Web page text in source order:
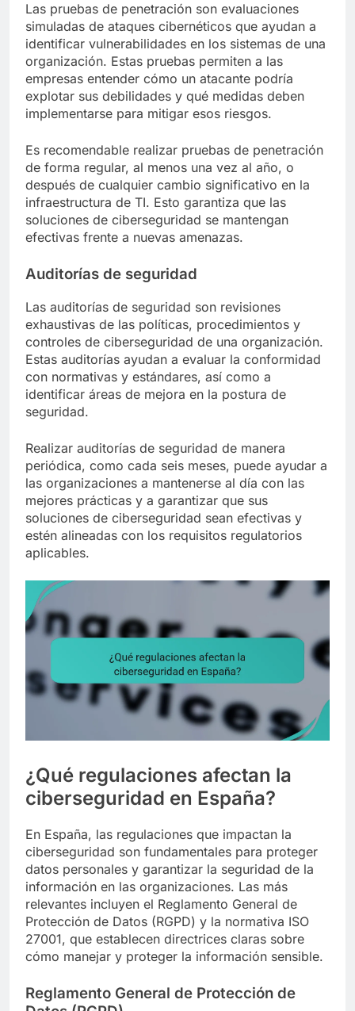
Las pruebas de penetración son evaluaciones
simuladas de ataques cibernéticos que ayudan a
identificar vulnerabilidades en los sistemas de una
organización. Estas pruebas permiten a las
empresas entender cómo un atacante podría
explotar sus debilidades y qué medidas deben
implementarse para mitigar esos riesgos.
Es recomendable realizar pruebas de penetración
de forma regular, al menos una vez al año, o
después de cualquier cambio significativo en la
infraestructura de TI. Esto garantiza que las
soluciones de ciberseguridad se mantengan
efectivas frente a nuevas amenazas.
Auditorías de seguridad
Las auditorías de seguridad son revisiones
exhaustivas de las políticas, procedimientos y
controles de ciberseguridad de una organización.
Estas auditorías ayudan a evaluar la conformidad
con normativas y estándares, así como a
identificar áreas de mejora en la postura de
seguridad.
Realizar auditorías de seguridad de manera
periódica, como cada seis meses, puede ayudar a
las organizaciones a mantenerse al día con las
mejores prácticas y a garantizar que sus
soluciones de ciberseguridad sean efectivas y
estén alineadas con los requisitos regulatorios
aplicables.
¿Qué regulaciones afectan la
ciberseguridad en España?
En España, las regulaciones que impactan la
ciberseguridad son fundamentales para proteger
datos personales y garantizar la seguridad de la
información en las organizaciones. Las más
relevantes incluyen el Reglamento General de
Protección de Datos (RGPD) y la normativa ISO
27001, que establecen directrices claras sobre
cómo manejar y proteger la información sensible.
Reglamento General de Protección de